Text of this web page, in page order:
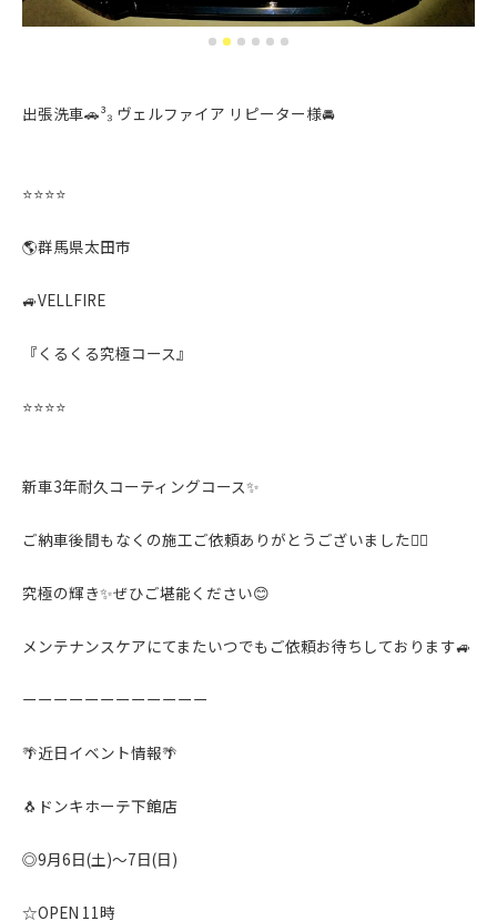
出張洗車🚗³₃ ヴェルファイア リピーター様🚘
⭐️⭐️⭐️⭐️
🌎群馬県太田市
🚙VELLFIRE
『くるくる究極コース』
⭐️⭐️⭐️⭐️
新車3年耐久コーティングコース✨️
ご納車後間もなくの施工ご依頼ありがとうございました🙇‍♂️
究極の輝き✨️ぜひご堪能ください😊
メンテナンスケアにてまたいつでもご依頼お待ちしております🚙
ーーーーーーーーーーーー
🌴近日イベント情報🌴
🐧ドンキホーテ下館店
◎9月6日(土)〜7日(日)
☆OPEN 11時